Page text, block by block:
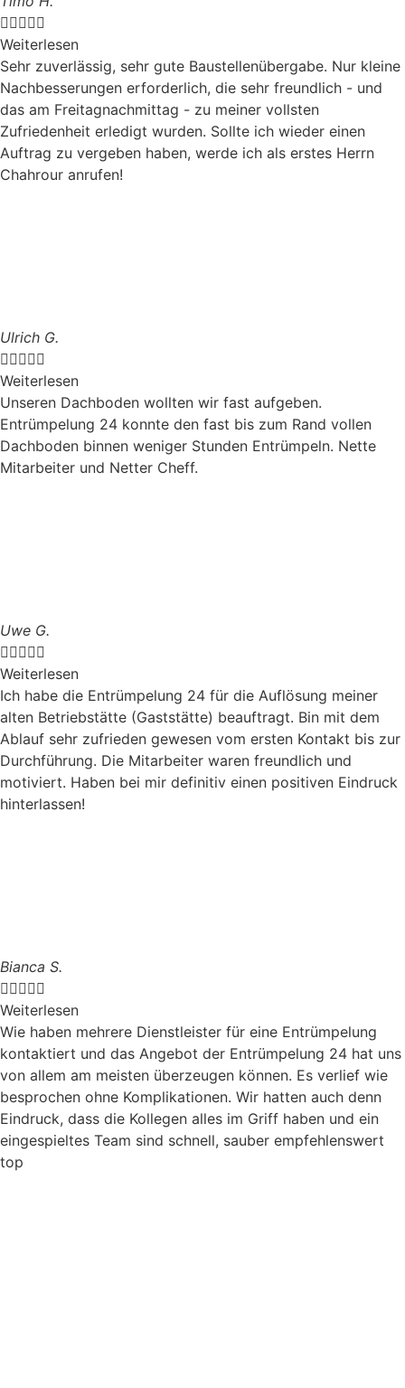

Weiterlesen
Sehr zuverlässig, sehr gute Baustellenübergabe. Nur kleine
Nachbesserungen erforderlich, die sehr freundlich - und
das am Freitagnachmittag - zu meiner vollsten
Zufriedenheit erledigt wurden. Sollte ich wieder einen
Auftrag zu vergeben haben, werde ich als erstes Herrn
Chahrour anrufen!
Ulrich G.

Weiterlesen
Unseren Dachboden wollten wir fast aufgeben.
Entrümpelung 24 konnte den fast bis zum Rand vollen
Dachboden binnen weniger Stunden Entrümpeln. Nette
Mitarbeiter und Netter Cheff.
Uwe G.

Weiterlesen
Ich habe die Entrümpelung 24 für die Auflösung meiner
alten Betriebstätte (Gaststätte) beauftragt. Bin mit dem
Ablauf sehr zufrieden gewesen vom ersten Kontakt bis zur
Durchführung. Die Mitarbeiter waren freundlich und
motiviert. Haben bei mir definitiv einen positiven Eindruck
hinterlassen!
Bianca S.

Weiterlesen
Wie haben mehrere Dienstleister für eine Entrümpelung
kontaktiert und das Angebot der Entrümpelung 24 hat uns
von allem am meisten überzeugen können. Es verlief wie
besprochen ohne Komplikationen. Wir hatten auch denn
Eindruck, dass die Kollegen alles im Griff haben und ein
eingespieltes Team sind schnell, sauber empfehlenswert
top